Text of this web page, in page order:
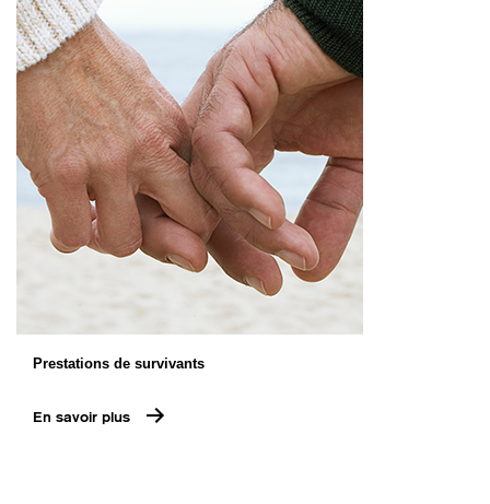
Prestations de survivants
En savoir plus